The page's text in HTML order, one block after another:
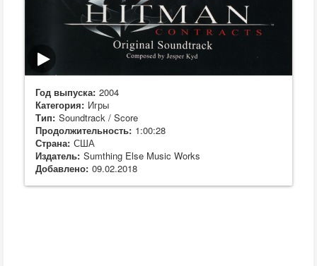
Год выпуска: 2004
Категория: Игры
Тип: Soundtrack / Score
Продолжительность: 1:00:28
Страна: США
Издатель: Sumthing Else Music Works
Добавлено: 09.02.2018